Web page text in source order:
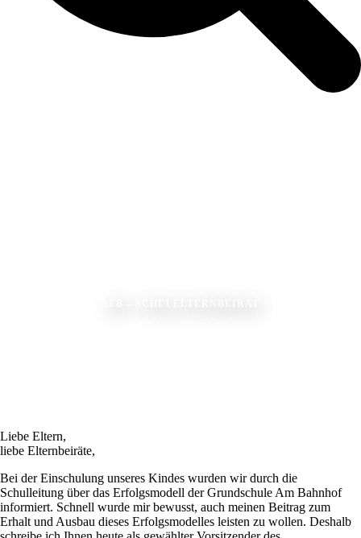
Liebe Eltern,
liebe Elternbeiräte,
Bei der Einschulung unseres Kindes wurden wir durch die
Schulleitung über das Erfolgsmodell der Grundschule Am Bahnhof
informiert. Schnell wurde mir bewusst, auch meinen Beitrag zum
Erhalt und Ausbau dieses Erfolgsmodelles leisten zu wollen. Deshalb